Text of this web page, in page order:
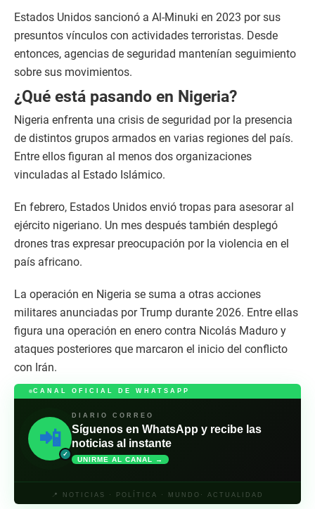
Estados Unidos sancionó a Al-Minuki en 2023 por sus
presuntos vínculos con actividades terroristas. Desde
entonces, agencias de seguridad mantenían seguimiento
sobre sus movimientos.
¿Qué está pasando en Nigeria?
Nigeria enfrenta una crisis de seguridad por la presencia
de distintos grupos armados en varias regiones del país.
Entre ellos figuran al menos dos organizaciones
vinculadas al Estado Islámico.
En febrero, Estados Unidos envió tropas para asesorar al
ejército nigeriano. Un mes después también desplegó
drones tras expresar preocupación por la violencia en el
país africano.
La operación en Nigeria se suma a otras acciones
militares anunciadas por Trump durante 2026. Entre ellas
figura una operación en enero contra Nicolás Maduro y
ataques posteriores que marcaron el inicio del conflicto
con Irán.
CANAL OFICIAL DE WHATSAPP
📲
✓
DIARIO CORREO
Síguenos en WhatsApp y recibe las
noticias al instante
UNIRME AL CANAL →
📍 NOTICIAS · POLÍTICA · MUNDO· ACTUALIDAD